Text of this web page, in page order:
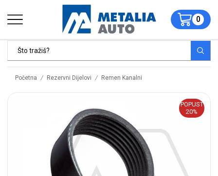
0
Početna / Rezervni Dijelovi / Remen Kanalni
POPUST
20%